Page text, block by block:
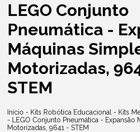
LEGO Conjunto
Pneumática -
Máquinas
Motorizadas,
STEM
Início - Kits Robótica Educacional - Kits
-
LEGO Conjunto Pneumática - Expansão
Motorizadas, 9641 - STEM